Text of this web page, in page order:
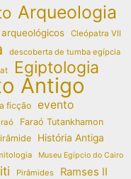
Arqueologia
Cleópatra VII
descoberta de tumba egípcia
Egiptologia
Antigo
ficção evento
Faraó Tutankhamon
História Antiga
Museu Egípcio do Cairo
Pirâmides Ramses II